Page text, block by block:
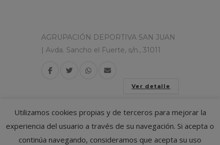
AGRUPACIÓN DEPORTIVA SAN JUAN
| Avda. Sancho el Fuerte, s/n., 31011
Ver detalle
Utilizamos cookies propias y de terceros para mejorar la
experiencia del usuario a través de su navegación. Si acepta o
continúa navegando, consideramos que acepta su uso